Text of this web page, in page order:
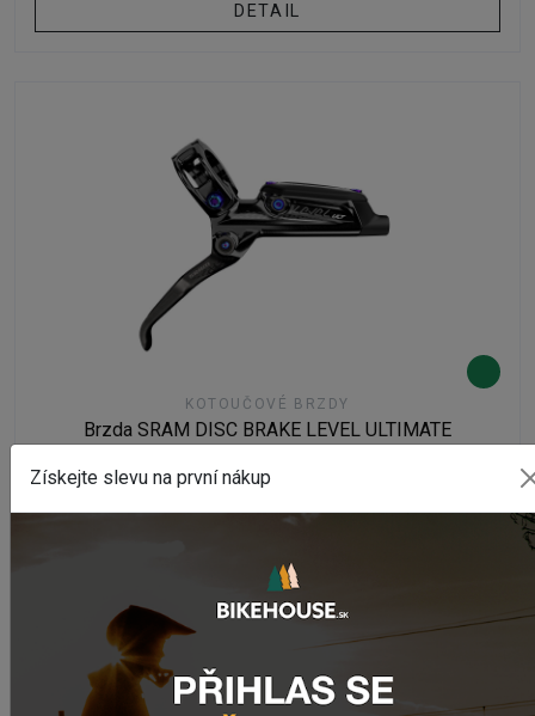
DETAIL
KOTOUČOVÉ BRZDY
Brzda SRAM DISC BRAKE LEVEL ULTIMATE
7 591,02 Kč
Získejte slevu na první nákup